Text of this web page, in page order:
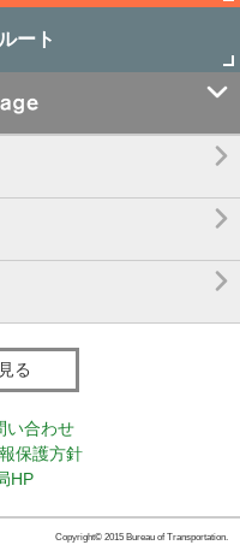
ート




る
い合わせ
保護方針
HP
Copyright© 2015 Bureau of Transportation.